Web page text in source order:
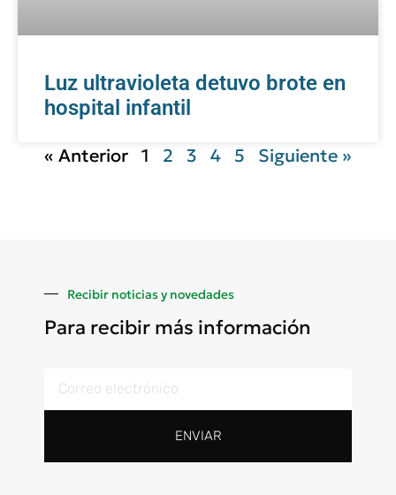
Luz ultravioleta detuvo brote en
hospital infantil
« Anterior 1 2 3 4 5 Siguiente »
Recibir noticias y novedades
Para recibir más información
ENVIAR